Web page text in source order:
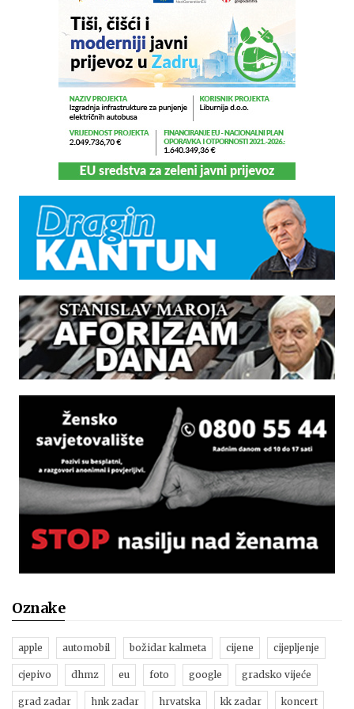
Oznake
apple automobil božidar kalmeta cijene cijepljenje
cjepivo dhmz eu foto google gradsko vijeće
grad zadar hnk zadar hrvatska kk zadar koncert